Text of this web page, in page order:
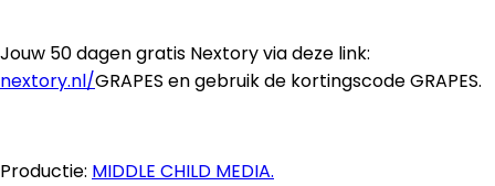
Jouw 50 dagen gratis Nextory via deze link:
nextory.nl/GRAPES en gebruik de kortingscode GRAPES.
Productie: MIDDLE CHILD MEDIA.